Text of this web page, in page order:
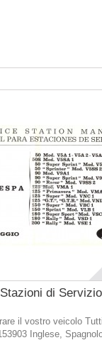
di
il vostro veicolo
Inglese,